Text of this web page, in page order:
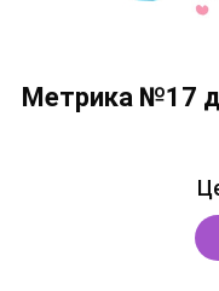
Метрика №17